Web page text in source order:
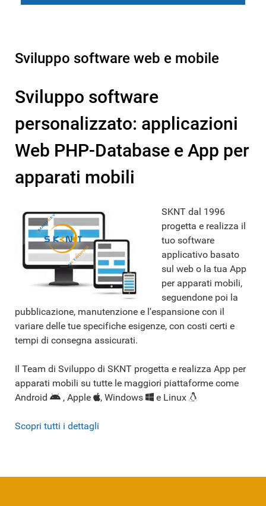
Sviluppo software web e mobile
Sviluppo software
personalizzato: applicazioni
Web PHP-Database e App per
apparati mobili
SKNT dal 1996
progetta e realizza il
tuo software
applicativo basato
sul web o la tua App
per apparati mobili,
seguendone poi la
pubblicazione, manutenzione e l'espansione con il
variare delle tue specifiche esigenze, con costi certi e
tempi di consegna assicurati.
Il Team di Sviluppo di SKNT progetta e realizza App per
apparati mobili su tutte le maggiori piattaforme come
Android
, Apple , Windows e Linux
Scopri tutti i dettagli